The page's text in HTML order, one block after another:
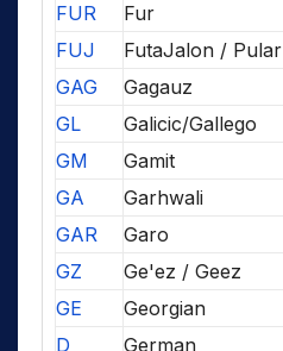
FUR
Fur
FUJ
FutaJalon / Pular
GAG
Gagauz
GL
Galicic/Gallego
GM
Gamit
GA
Garhwali
GAR
Garo
GZ
Ge'ez / Geez
GE
Georgian
D
German